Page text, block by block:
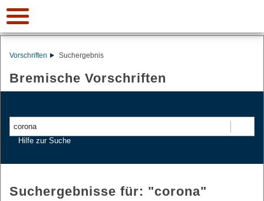
Vorschriften Suchergebnis
Bremische Vorschriften
Hilfe zur Suche
Suchergebnisse für: "corona"